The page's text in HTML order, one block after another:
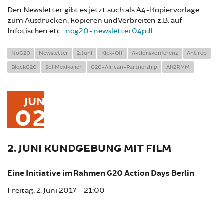
Den Newsletter gibt es jetzt auch als A4-Kopiervorlage
zum Ausdrucken, Kopieren und Verbreiten z.B. auf
Infotischen etc.: nog20-newsletter04pdf
NoG20 Newsletter 2. Juni Kick-Off Aktionskonferenz Antirep
BlockG20 SoliMexikaner G20-African-Partnership AK2RMM
JUN
02
2. JUNI KUNDGEBUNG MIT FILM
Eine Initiative im Rahmen G20 Action Days Berlin
Freitag, 2. Juni 2017 - 21:00